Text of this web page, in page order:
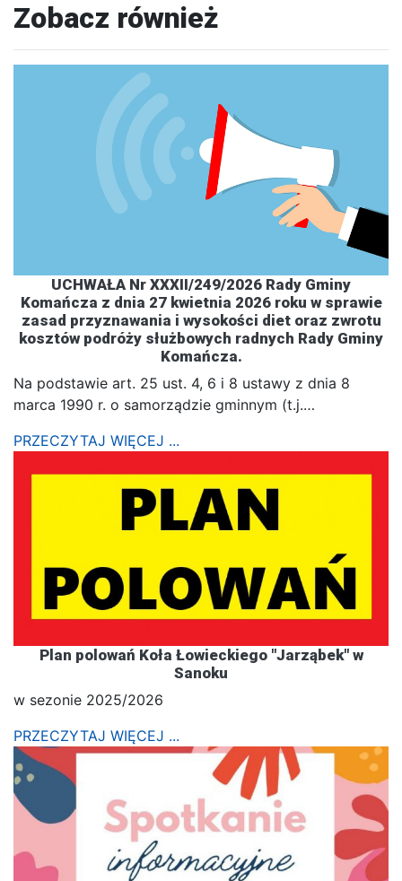
Zobacz również
UCHWAŁA Nr XXXII/249/2026 Rady Gminy
Komańcza z dnia 27 kwietnia 2026 roku w sprawie
zasad przyznawania i wysokości diet oraz zwrotu
kosztów podróży służbowych radnych Rady Gminy
Komańcza.
Na podstawie art. 25 ust. 4, 6 i 8 ustawy z dnia 8
marca 1990 r. o samorządzie gminnym (t.j.…
PRZECZYTAJ WIĘCEJ ...
Plan polowań Koła Łowieckiego "Jarząbek" w
Sanoku
w sezonie 2025/2026
PRZECZYTAJ WIĘCEJ ...